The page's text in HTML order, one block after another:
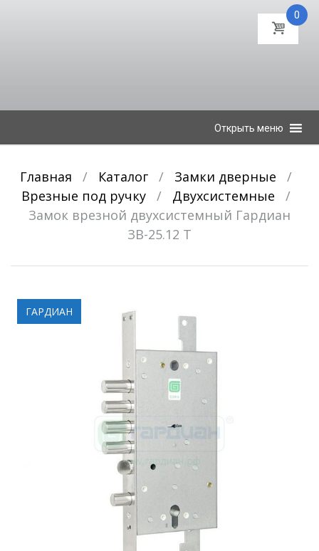
0
Открыть меню
Главная / Каталог / Замки дверные
/
Врезные под ручку
/ Двухсистемные
/
Замок врезной двухсистемный Гардиан
ЗВ-25.12 Т
ГАРДИАН